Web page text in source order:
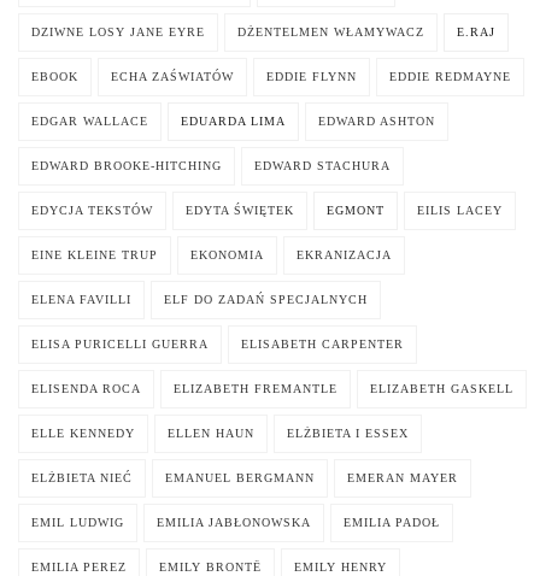
DZIWNE LOSY JANE EYRE DŻENTELMEN WŁAMYWACZ E.RAJ
EBOOK ECHA ZAŚWIATÓW EDDIE FLYNN EDDIE REDMAYNE
EDGAR WALLACE EDUARDA LIMA EDWARD ASHTON
EDWARD BROOKE-HITCHING EDWARD STACHURA
EDYCJA TEKSTÓW EDYTA ŚWIĘTEK EGMONT EILIS LACEY
EINE KLEINE TRUP EKONOMIA EKRANIZACJA
ELENA FAVILLI ELF DO ZADAŃ SPECJALNYCH
ELISA PURICELLI GUERRA ELISABETH CARPENTER
ELISENDA ROCA ELIZABETH FREMANTLE ELIZABETH GASKELL
ELLE KENNEDY ELLEN HAUN ELŻBIETA I ESSEX
ELŻBIETA NIEĆ EMANUEL BERGMANN EMERAN MAYER
EMIL LUDWIG EMILIA JABŁONOWSKA EMILIA PADOŁ
EMILIA PEREZ EMILY BRONTË EMILY HENRY